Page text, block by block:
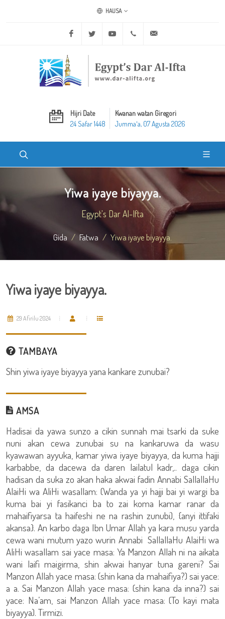
HAUSA
Facebook Twitter Youtube +20 2 25970400
Hijri Date
24 Safar 1448
Kwanan watan Giregori
Jummaʼa, 07 Agusta 2026
Yiwa iyaye biyayya.
Egypt's Dar Al-Ifta
Gida Fatwa Yiwa iyaye biyayya.
Yiwa iyaye biyayya.
29 Afirilu 2024
TAMBAYA
Shin yiwa iyaye biyayya yana kankare zunubai?
AMSA
Hadisai da yawa sunzo a cikin sunnah mai tsarki da suke
nuni akan cewa zunubai su na kankaruwa da wasu
kyawawan ayyuka, kamar yiwa iyaye biyayya, da kuma hajji
karbabbe, da dacewa da daren lailatul kadr,.. daga cikin
hadisan da suka zo akan haka akwai fadin Annabi SallallaHu
AlaiHi wa AliHi wasallam: (Wanda ya yi hajji bai yi wargi ba
kuma bai yi fasikanci ba to zai koma kamar ranar da
mahaifiyarsa ta haifeshi ne na rashin zunubi), {anyi ittifaki
akansa}. An karbo daga Ibn Umar Allah ya kara musu yarda
cewa wani mutum yazo wurin Annabi SallallaHu AlaiHi wa
AliHi wasallam sai yace masa: Ya Manzon Allah ni na aikata
wani laifi maigirma, shin akwai hanyar tuna gareni? Sai
Manzon Allah yace masa: (shin kana da mahaifiya?) sai yace:
a a. Sai Manzon Allah yace masa: (shin kana da inna?) sai
yace: Na’am, sai Manzon Allah yace masa: (To kayi mata
biyayya). Tirmizi.